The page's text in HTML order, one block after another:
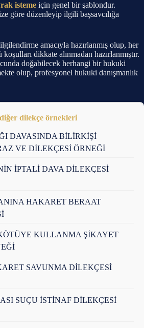
isteme için genel bir şablondur.
göre düzenleyip ilgili başsavcılığa
amacıyla hazırlanmış olup, her
dikkate alınmadan hazırlanmıştır.
doğabilecek herhangi bir hukuki
olup, profesyonel hukuki danışmanlık
dilekçe örnekleri
DAVASINDA BİLİRKİŞİ
VE DİLEKÇESİ ÖRNEĞİ
İPTALİ DAVA DİLEKÇESİ
HAKARET BERAAT
KULLANMA ŞİKAYET
SAVUNMA DİLEKÇESİ
SUÇU İSTİNAF DİLEKÇESİ